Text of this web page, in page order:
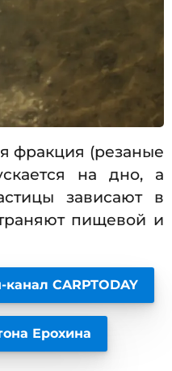
фракция (резаные
на дно, а
зависают в
пищевой и
CARPTODAY
Ерохина